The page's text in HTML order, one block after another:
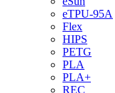
eTPU-95A
Flex
HIPS
PETG
PLA
PLA+
REC